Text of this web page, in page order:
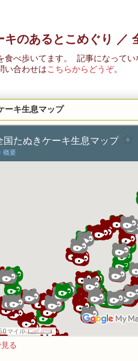
キのあるとこめぐり ／
食べ歩いてます。 記事になってい
い合わせはこちらからどうぞ。
ーキ生息マップ
る